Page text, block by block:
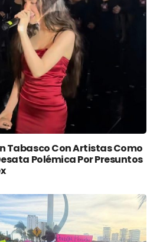
Tabasco Con Artistas Como
Polémica Por Presuntos